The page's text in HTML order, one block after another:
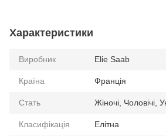
Характеристики
Виробник Elie Saab
Країна Франція
Стать Жіночі, Чоловічі,
Класифікація Елітна